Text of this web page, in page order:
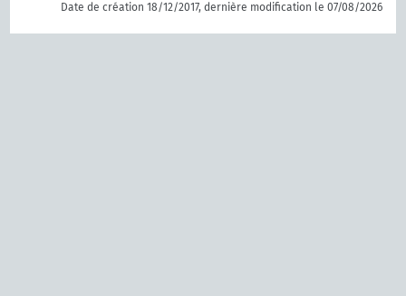
Date de création 18/12/2017, dernière modification le 07/08/2026